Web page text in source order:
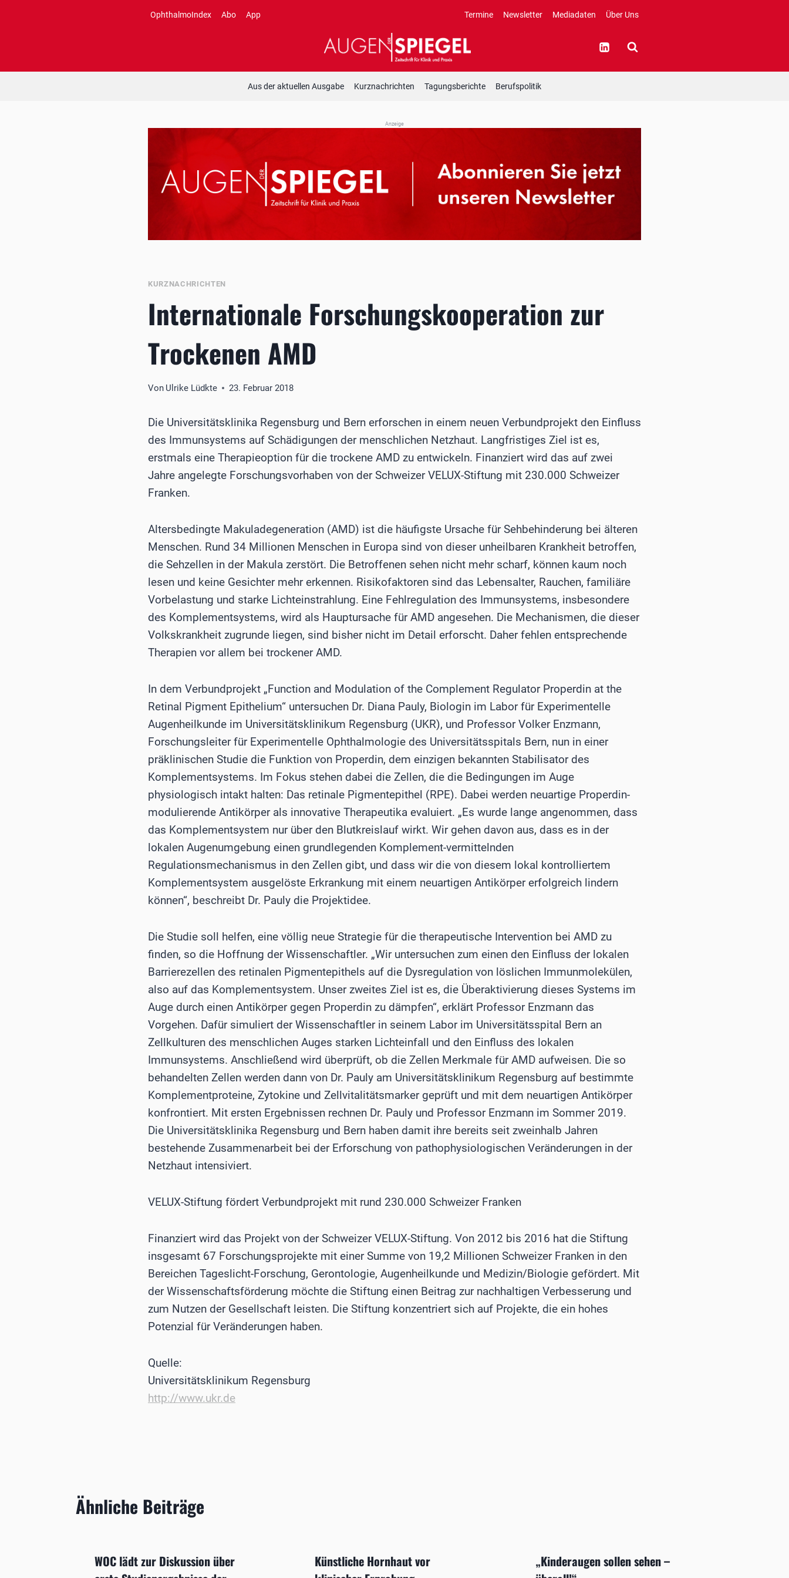
OphthalmoIndex Abo App Termine Newsletter Mediadaten Über Uns
Aus der aktuellen Ausgabe Kurznachrichten Tagungsberichte Berufspolitik
Anzeige
KURZNACHRICHTEN
Internationale Forschungskooperation zur
Trockenen AMD
Von Ulrike Lüdkte 23. Februar 2018
Die Universitätsklinika Regensburg und Bern erforschen in einem neuen Verbundprojekt den Einfluss
des Immunsystems auf Schädigungen der menschlichen Netzhaut. Langfristiges Ziel ist es,
erstmals eine Therapieoption für die trockene AMD zu entwickeln. Finanziert wird das auf zwei
Jahre angelegte Forschungsvorhaben von der Schweizer VELUX-Stiftung mit 230.000 Schweizer
Franken.
Altersbedingte Makuladegeneration (AMD) ist die häufigste Ursache für Sehbehinderung bei älteren
Menschen. Rund 34 Millionen Menschen in Europa sind von dieser unheilbaren Krankheit betroffen,
die Sehzellen in der Makula zerstört. Die Betroffenen sehen nicht mehr scharf, können kaum noch
lesen und keine Gesichter mehr erkennen. Risikofaktoren sind das Lebensalter, Rauchen, familiäre
Vorbelastung und starke Lichteinstrahlung. Eine Fehlregulation des Immunsystems, insbesondere
des Komplementsystems, wird als Hauptursache für AMD angesehen. Die Mechanismen, die dieser
Volkskrankheit zugrunde liegen, sind bisher nicht im Detail erforscht. Daher fehlen entsprechende
Therapien vor allem bei trockener AMD.
In dem Verbundprojekt „Function and Modulation of the Complement Regulator Properdin at the
Retinal Pigment Epithelium“ untersuchen Dr. Diana Pauly, Biologin im Labor für Experimentelle
Augenheilkunde im Universitätsklinikum Regensburg (UKR), und Professor Volker Enzmann,
Forschungsleiter für Experimentelle Ophthalmologie des Universitätsspitals Bern, nun in einer
präklinischen Studie die Funktion von Properdin, dem einzigen bekannten Stabilisator des
Komplementsystems. Im Fokus stehen dabei die Zellen, die die Bedingungen im Auge
physiologisch intakt halten: Das retinale Pigmentepithel (RPE). Dabei werden neuartige Properdin-
modulierende Antikörper als innovative Therapeutika evaluiert. „Es wurde lange angenommen, dass
das Komplementsystem nur über den Blutkreislauf wirkt. Wir gehen davon aus, dass es in der
lokalen Augenumgebung einen grundlegenden Komplement-vermittelnden
Regulationsmechanismus in den Zellen gibt, und dass wir die von diesem lokal kontrolliertem
Komplementsystem ausgelöste Erkrankung mit einem neuartigen Antikörper erfolgreich lindern
können“, beschreibt Dr. Pauly die Projektidee.
Die Studie soll helfen, eine völlig neue Strategie für die therapeutische Intervention bei AMD zu
finden, so die Hoffnung der Wissenschaftler. „Wir untersuchen zum einen den Einfluss der lokalen
Barrierezellen des retinalen Pigmentepithels auf die Dysregulation von löslichen Immunmolekülen,
also auf das Komplementsystem. Unser zweites Ziel ist es, die Überaktivierung dieses Systems im
Auge durch einen Antikörper gegen Properdin zu dämpfen“, erklärt Professor Enzmann das
Vorgehen. Dafür simuliert der Wissenschaftler in seinem Labor im Universitätsspital Bern an
Zellkulturen des menschlichen Auges starken Lichteinfall und den Einfluss des lokalen
Immunsystems. Anschließend wird überprüft, ob die Zellen Merkmale für AMD aufweisen. Die so
behandelten Zellen werden dann von Dr. Pauly am Universitätsklinikum Regensburg auf bestimmte
Komplementproteine, Zytokine und Zellvitalitätsmarker geprüft und mit dem neuartigen Antikörper
konfrontiert. Mit ersten Ergebnissen rechnen Dr. Pauly und Professor Enzmann im Sommer 2019.
Die Universitätsklinika Regensburg und Bern haben damit ihre bereits seit zweinhalb Jahren
bestehende Zusammenarbeit bei der Erforschung von pathophysiologischen Veränderungen in der
Netzhaut intensiviert.
VELUX-Stiftung fördert Verbundprojekt mit rund 230.000 Schweizer Franken
Finanziert wird das Projekt von der Schweizer VELUX-Stiftung. Von 2012 bis 2016 hat die Stiftung
insgesamt 67 Forschungsprojekte mit einer Summe von 19,2 Millionen Schweizer Franken in den
Bereichen Tageslicht-Forschung, Gerontologie, Augenheilkunde und Medizin/Biologie gefördert. Mit
der Wissenschaftsförderung möchte die Stiftung einen Beitrag zur nachhaltigen Verbesserung und
zum Nutzen der Gesellschaft leisten. Die Stiftung konzentriert sich auf Projekte, die ein hohes
Potenzial für Veränderungen haben.
Quelle:
Universitätsklinikum Regensburg
http://www.ukr.de
Ähnliche Beiträge
WOC lädt zur Diskussion über
Künstliche Hornhaut vor
„Kinderaugen sollen sehen –